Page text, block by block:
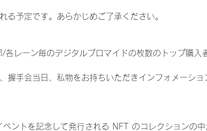
予定です。あらかじめご了承ください。
レーン毎のデジタルブロマイドの枚数のトップ購入
握手会当日、私物をお持ちいただきインフォメーショ
ントを記念して発行される NFT のコレクションの中